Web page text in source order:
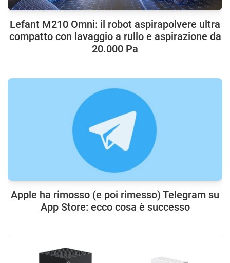
Lefant M210 Omni: il robot aspirapolvere ultra
compatto con lavaggio a rullo e aspirazione da
20.000 Pa
Apple ha rimosso (e poi rimesso) Telegram su
App Store: ecco cosa è successo